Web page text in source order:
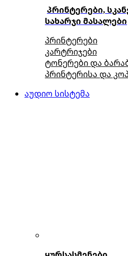
პრინტერები,
სახარჯი მასალები
პრინტერები
კარტრიჯები
ტონერები და
პრინტერისა და
აუდიო სისტემა